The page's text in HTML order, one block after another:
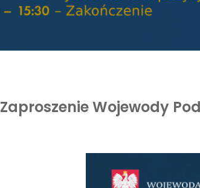
Zaproszenie Wojewody